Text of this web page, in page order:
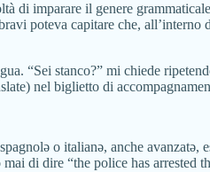
di imparare il genere
poteva capitare che,
“Sei stanco?” mi chiede
nel biglietto di
o italianə, anche avanzatə,
di dire “the police has